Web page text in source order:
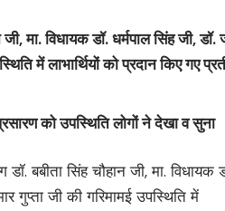
मा. विधायक डॉ. धर्मपाल सिंह जी, डॉ.
में लाभार्थियों को प्रदान किए गए
को उपस्थिति लोगों ने देखा व सुना
बबीता सिंह चौहान जी, मा. विधायक
गुप्ता जी की गरिमामई उपस्थिति में